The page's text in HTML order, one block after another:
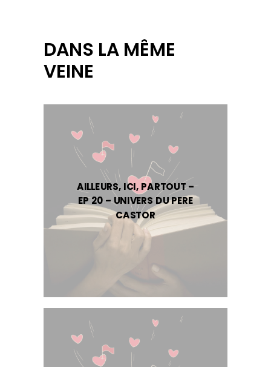
DANS LA MÊME
VEINE
AILLEURS, ICI, PARTOUT –
EP 20 – UNIVERS DU PERE
CASTOR